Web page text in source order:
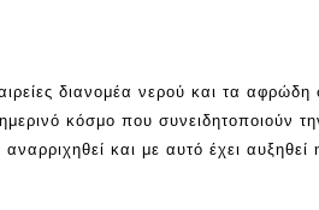
διανομέα νερού και τα αφρώδη
κόσμο που συνειδητοποιούν
και με αυτό έχει αυξηθεί